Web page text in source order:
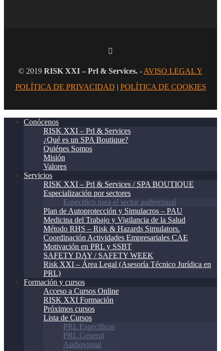
© 2019 RISK XXI – Prl & Services. - AVISO LEGAL Y
POLÍTICA DE PRIVACIDAD | POLÍTICA DE COOKIES
Conócenos
RISK XXI – Prl & Services
¿Qué es un SPA Boutique?
Quiénes Somos
Misión
Valores
Servicios
RISK XXI – Prl & Services / SPA BOUTIQUE
Especialización por sectores
Especifico para el sector audiovisual
Plan de Autoprotección y Simulacros – PAU
Medicina del Trabajo y Vigilancia de la Salud
Método RHS – Risk & Hazards Simulators.
Coordinación Actividades Empresariales CAE
Motivación en PRL y SSBT
SAFETY DAY / SAFETY WEEK
Risk XXI – Área Legal (Asesoría Técnico Jurídica en
PRL)
Formación y cursos
Acceso a Cursos Online
RISK XXI Formación
Próximos cursos
Lista de Cursos
PRL Específicos
PRL General
Audiovisual